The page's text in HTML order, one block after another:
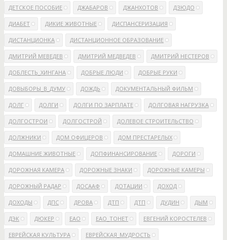
ДЕТСКОЕ ПОСОБИЕ ДЖАБАРОВ ДЖАНХОТОВ ДЗЮДО
ДИАБЕТ ДИКИЕ ЖИВОТНЫЕ ДИСПАНСЕРИЗАЦИЯ
ДИСТАНЦИОНКА ДИСТАНЦИОННОЕ ОБРАЗОВАНИЕ
ДМИТРИЙ МЕВЕДЕВ ДМИТРИЙ МЕДВЕДЕВ ДМИТРИЙ НЕСТЕРОВ
ДОБЛЕСТЬ_ХИНГАНА ДОБРЫЕ ЛЮДИ ДОБРЫЕ РУКИ
ДОВЫБОРЫ_В_ДУМУ ДОЖДЬ ДОКУМЕНТАЛЬНЫЙ ФИЛЬМ
ДОЛГ ДОЛГИ ДОЛГИ ПО ЗАРПЛАТЕ ДОЛГОВАЯ НАГРУЗКА
ДОЛГОСТРОИ ДОЛГОСТРОЙ ДОЛЕВОЕ СТРОИТЕЛЬСТВО
ДОЛЖНИКИ ДОМ ОФИЦЕРОВ ДОМ ПРЕСТАРЕЛЫХ
ДОМАШНИЕ ЖИВОТНЫЕ ДОПФИНАНСИРОВАНИЕ ДОРОГИ
ДОРОЖНАЯ КАМЕРА ДОРОЖНЫЕ ЗНАКИ ДОРОЖНЫЕ КАМЕРЫ
ДОРОЖНЫЙ РАДАР ДОСААФ ДОТАЦИИ ДОХОД
ДОХОДЫ ДПС ДРОВА ДТП ДТП ДУДИН ДЫМ
ДЭК ДЮКЕР ЕАО ЕАО_ТОНЕТ ЕВГЕНИЙ КОРОСТЕЛЕВ
ЕВРЕЙСКАЯ КУЛЬТУРА ЕВРЕЙСКАЯ_МУДРОСТЬ